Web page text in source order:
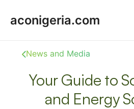
aconigeria.com
News and Media
Your Guide to
and Energy